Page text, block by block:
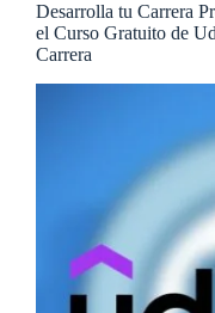
Desarrolla tu Carrera
el Curso Gratuito de
Carrera